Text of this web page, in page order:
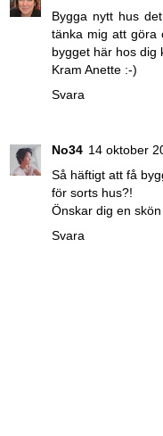
Bygga nytt hus
tänka mig att göra
bygget här hos dig
Kram Anette :-)
Svara
No34 14 oktober
Så häftigt att få
för sorts hus?!
Önskar dig en
Svara